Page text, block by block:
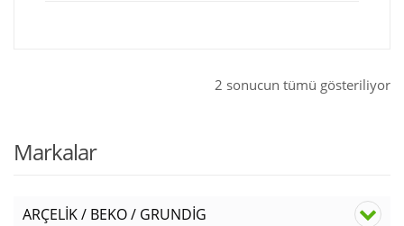
2 sonucun tümü gösteriliyor
Markalar
ARÇELİK / BEKO / GRUNDİG